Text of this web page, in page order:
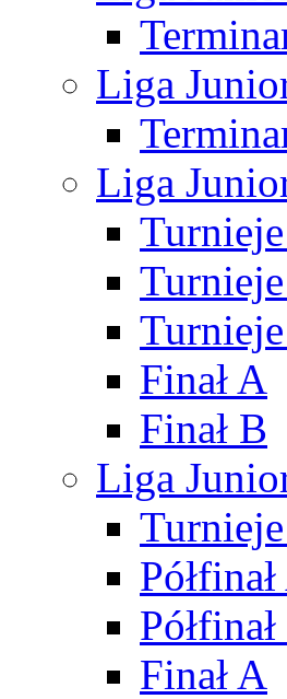
Liga
Liga
Finał A
Finał B
Liga
Finał A